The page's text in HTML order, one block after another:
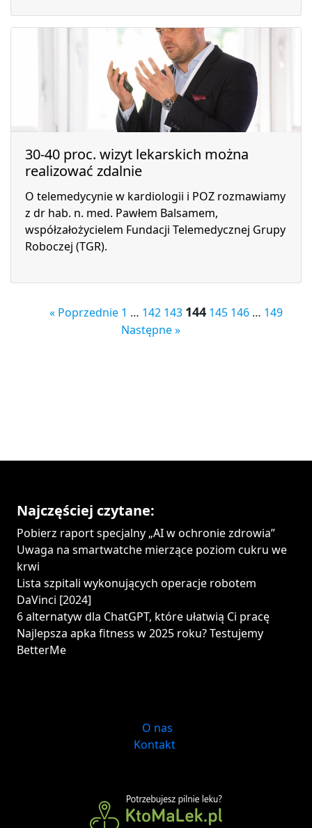
30-40 proc. wizyt lekarskich można
realizować zdalnie
O telemedycynie w kardiologii i POZ rozmawiamy
z dr hab. n. med. Pawłem Balsamem,
współzałożycielem Fundacji Telemedycznej Grupy
Roboczej (TGR).
« Poprzednie 1 … 142 143 144 145 146 … 149
Następne »
Najczęściej czytane:
Pobierz raport specjalny „AI w ochronie zdrowia”
Uwaga na smartwatche mierzące poziom cukru we
krwi
Lista szpitali wykonujących operacje robotem
DaVinci [2024]
6 alternatyw dla ChatGPT, które ułatwią Ci pracę
Najlepsza apka fitness w 2025 roku? Testujemy
BetterMe
O nas
Kontakt